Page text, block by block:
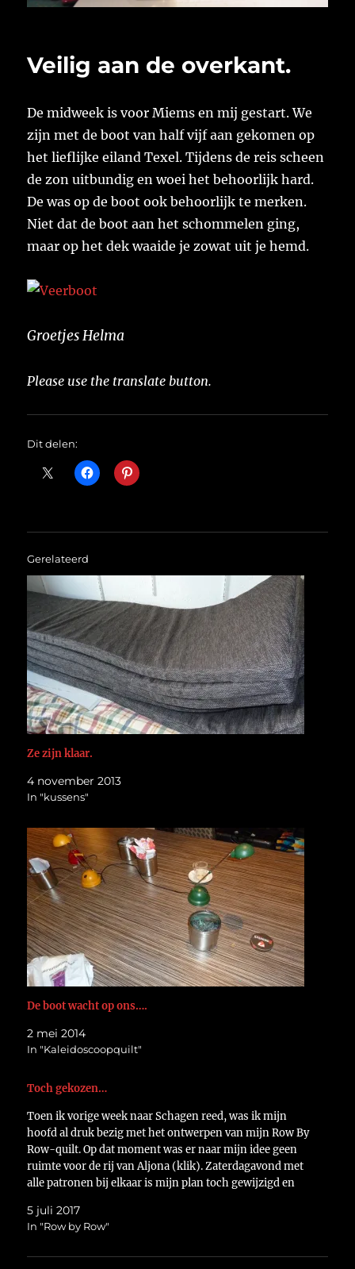
Veilig aan de overkant.
De midweek is voor Miems en mij gestart. We
zijn met de boot van half vijf aan gekomen op
het lieflijke eiland Texel. Tijdens de reis scheen
de zon uitbundig en woei het behoorlijk hard.
De was op de boot ook behoorlijk te merken.
Niet dat de boot aan het schommelen ging,
maar op het dek waaide je zowat uit je hemd.
Groetjes Helma
Please use the translate button.
Dit delen:
Gerelateerd
Ze zijn klaar.
4 november 2013
In "kussens"
De boot wacht op ons….
2 mei 2014
In "Kaleidoscoopquilt"
Toch gekozen…
Toen ik vorige week naar Schagen reed, was ik mijn
hoofd al druk bezig met het ontwerpen van mijn Row By
Row-quilt. Op dat moment was er naar mijn idee geen
ruimte voor de rij van Aljona (klik). Zaterdagavond met
alle patronen bij elkaar is mijn plan toch gewijzigd en
5 juli 2017
In "Row by Row"